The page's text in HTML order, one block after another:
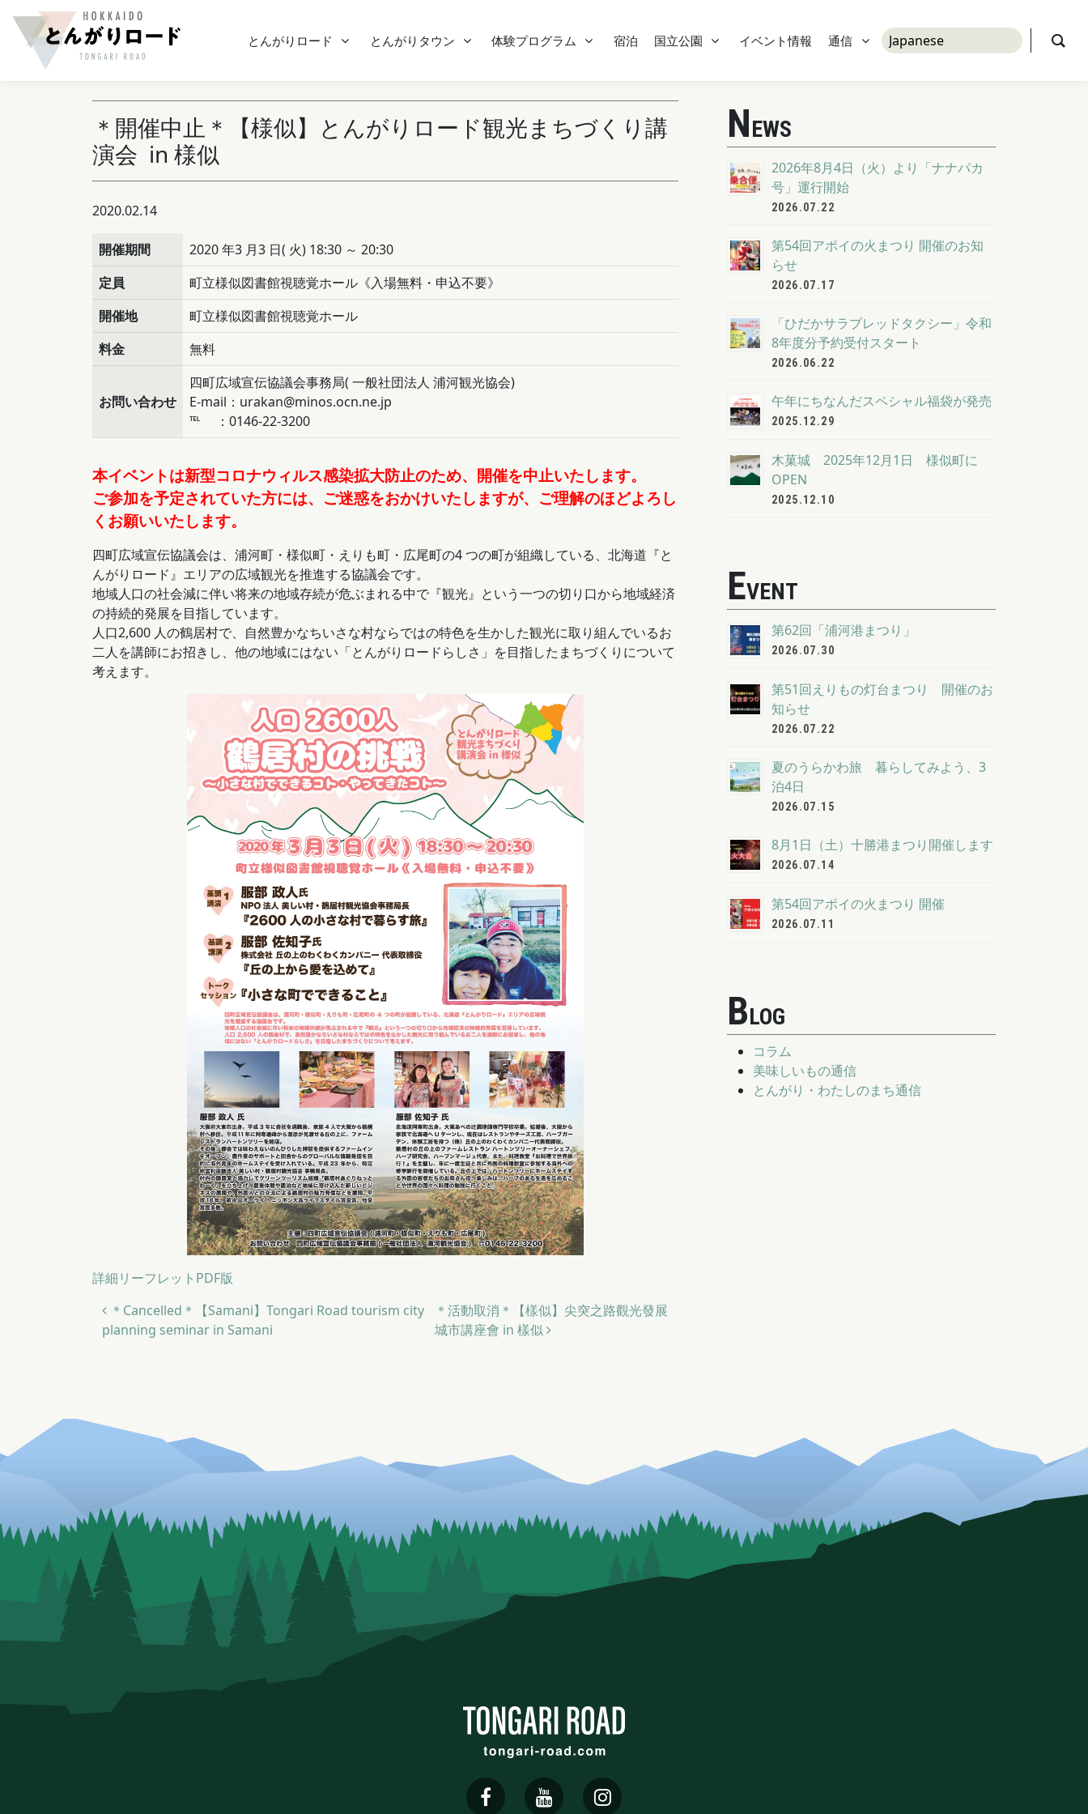
とんがりロード とんがりタウン 体験プログラム 宿泊 国立公園 イベント情報 通信
＊開催中止＊【様似】とんがりロード観光まちづくり講
演会 in 様似
2020.02.14
開催期間
2020 年3 月3 日( 火) 18:30 ～ 20:30
定員
町立様似図書館視聴覚ホール《入場無料・申込不要》
開催地
町立様似図書館視聴覚ホール
料金
無料
お問い合わせ
四町広域宣伝協議会事務局( 一般社団法人 浦河観光協会)
E-mail：urakan@minos.ocn.ne.jp
℡ ：0146-22-3200
本イベントは新型コロナウィルス感染拡大防止のため、開催を中止いたします。
ご参加を予定されていた方には、ご迷惑をおかけいたしますが、ご理解のほどよろし
くお願いいたします。
四町広域宣伝協議会は、浦河町・様似町・えりも町・広尾町の4 つの町が組織している、北海道『と
んがりロード』エリアの広域観光を推進する協議会です。
地域人口の社会減に伴い将来の地域存続が危ぶまれる中で『観光』という一つの切り口から地域経済
の持続的発展を目指しています。
人口2,600 人の鶴居村で、自然豊かなちいさな村ならではの特色を生かした観光に取り組んでいるお
二人を講師にお招きし、他の地域にはない「とんがりロードらしさ」を目指したまちづくりについて
考えます。
詳細リーフレットPDF版
投稿ナビゲーション
＊Cancelled＊【Samani】Tongari Road tourism city
planning seminar in Samani
＊活動取消＊【樣似】尖突之路觀光發展
城市講座會 in 樣似
NEWS
2026年8月4日（火）より「ナナパカ
号」運行開始
2026.07.22
第54回アポイの火まつり 開催のお知
らせ
2026.07.17
「ひだかサラブレッドタクシー」令和
8年度分予約受付スタート
2026.06.22
午年にちなんだスペシャル福袋が発売
2025.12.29
木菓城 2025年12月1日 様似町に
OPEN
2025.12.10
EVENT
第62回「浦河港まつり」
2026.07.30
第51回えりもの灯台まつり 開催のお
知らせ
2026.07.22
夏のうらかわ旅 暮らしてみよう、3
泊4日
2026.07.15
8月1日（土）十勝港まつり開催します
2026.07.14
第54回アポイの火まつり 開催
2026.07.11
BLOG
コラム
美味しいもの通信
とんがり・わたしのまち通信